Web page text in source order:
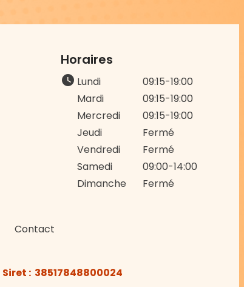
Horaires
watch_later Lundi
09:15-19:00
Mardi
09:15-19:00
Mercredi
09:15-19:00
Jeudi
Fermé
Vendredi
Fermé
Samedi
09:00-14:00
Dimanche
Fermé
Contact
Siret : 38517848800024